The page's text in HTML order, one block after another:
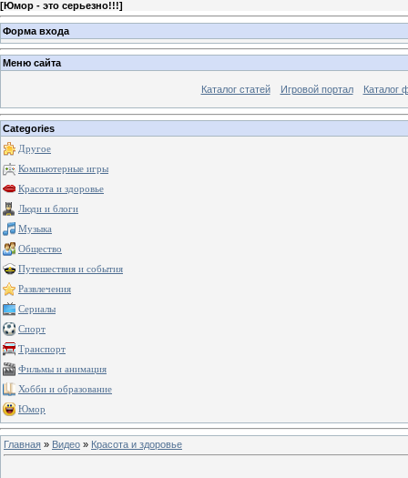
[Юмор - это серьезно!!!]
Форма входа
Меню сайта
Каталог статей Игровой портал Каталог
Categories
Другое
Компьютерные игры
Красота и здоровье
Люди и блоги
Музыка
Общество
Путешествия и события
Развлечения
Сериалы
Спорт
Транспорт
Фильмы и анимация
Хобби и образование
Юмор
Главная » Видео » Красота и здоровье